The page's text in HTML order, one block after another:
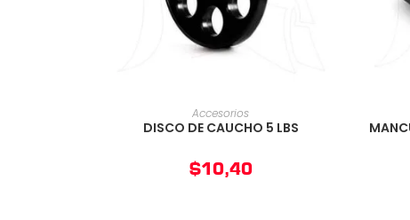
AÑADIR AL CARRITO
Accesorios
DISCO DE CAUCHO 5 LBS
$10,40